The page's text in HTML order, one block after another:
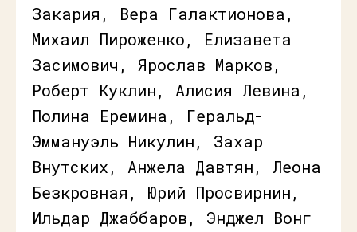
Закария, Вера Галактионова,
Михаил Пироженко, Елизавета
Засимович, Ярослав Марков,
Роберт Куклин, Алисия Левина,
Полина Еремина, Геральд-
Эммануэль Никулин, Захар
Внутских, Анжела Давтян, Леона
Безкровная, Юрий Просвирнин,
Ильдар Джаббаров, Энджел Вонг